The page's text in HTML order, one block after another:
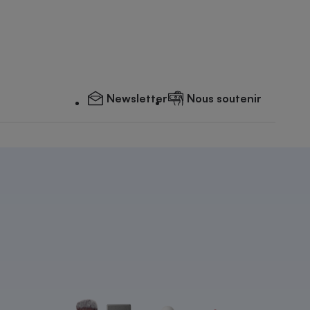
Newsletter Nous soutenir